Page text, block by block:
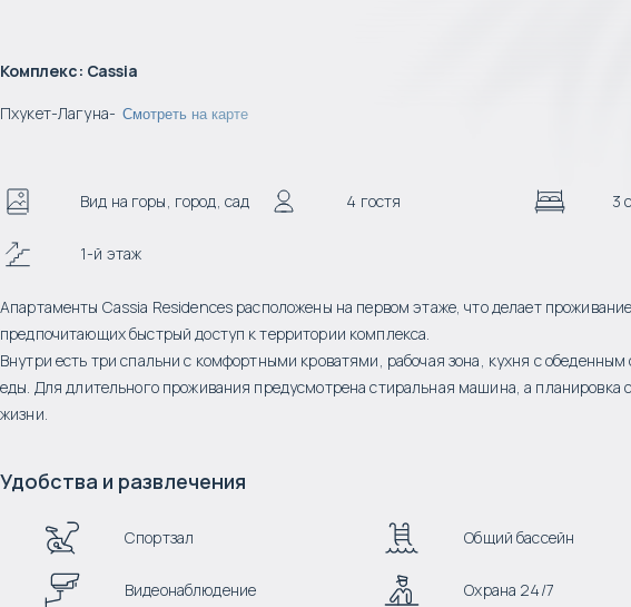
Комплекс: Cassia
Пхукет-Лагуна- Смотреть на карте
Вид на горы, город, сад 4 гостя 3
1-й этаж
Апартаменты Cassia Residences расположены на первом этаже, что делает
предпочитающих быстрый доступ к территории комплекса.
Внутри есть три спальни с комфортными кроватями, рабочая зона, кухня с
еды. Для длительного проживания предусмотрена стиральная машина, а планировка
жизни.
Удобства и развлечения
Спортзал Общий бассейн
Видеонаблюдение Охрана 24/7